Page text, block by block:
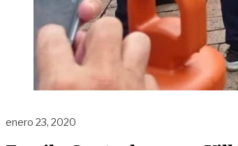
enero 23, 2020